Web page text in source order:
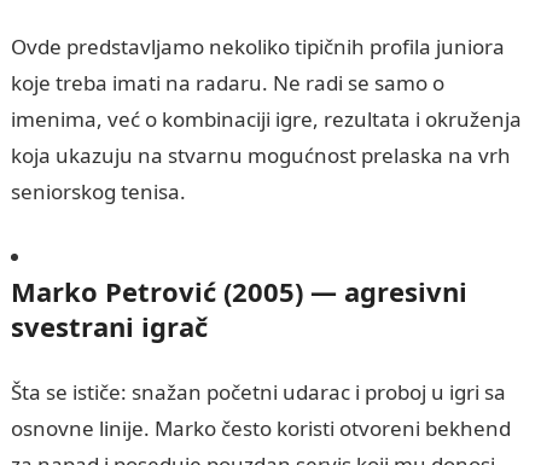
Ovde predstavljamo nekoliko tipičnih profila juniora
koje treba imati na radaru. Ne radi se samo o
imenima, već o kombinaciji igre, rezultata i okruženja
koja ukazuju na stvarnu mogućnost prelaska na vrh
seniorskog tenisa.
Marko Petrović (2005) — agresivni
svestrani igrač
Šta se ističe: snažan početni udarac i proboj u igri sa
osnovne linije. Marko često koristi otvoreni bekhend